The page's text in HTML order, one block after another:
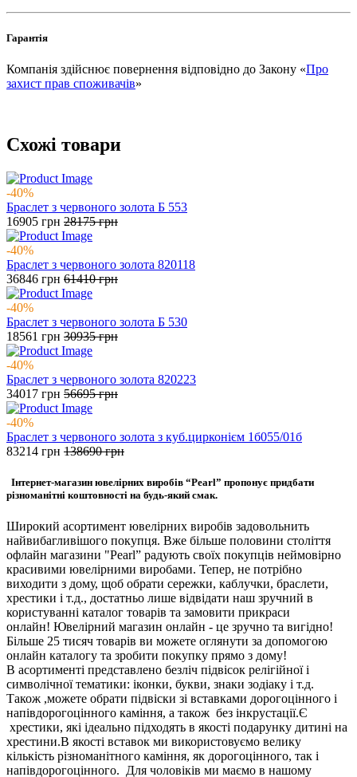
Гарантія
Компанія здійснює повернення відповідно до Закону «Про
захист прав споживачів»
Схожі товари
-40%
Браслет з червоного золота Б 553
16905 грн 28175грн
-40%
Браслет з червоного золота 820118
36846 грн 61410грн
-40%
Браслет з червоного золота Б 530
18561 грн 30935грн
-40%
Браслет з червоного золота 820223
34017 грн 56695грн
-40%
Браслет з червоного золота з куб.цирконієм 1б055/01б
83214 грн 138690грн
Інтернет-магазин ювелірних виробів “Pearl” пропонує придбати
різноманітні коштовності на будь-який смак.
Широкий асортимент ювелірних виробів задовольнить
найвибагливішого покупця. Вже більше половини століття
офлайн магазини "Pearl” радують своїх покупців неймовірно
красивими ювелірними виробами. Тепер, не потрібно
виходити з дому, щоб обрати сережки, каблучки, браслети,
хрестики і т.д., достатньо лише відвідати наш зручний в
користуванні каталог товарів та замовити прикраси
онлайн! Ювелірний магазин онлайн - це зручно та вигідно!
Більше 25 тисяч товарів ви можете оглянути за допомогою
онлайн каталогу та зробити покупку прямо з дому!
В асортименті представлено безліч підвісок релігійної і
символічної тематики: іконки, букви, знаки зодіаку і т.д.
Також ,можете обрати підвіски зі вставками дорогоцінного і
напівдорогоцінного каміння, а також без інкрустації.Є
хрестики, які ідеально підходять в якості подарунку дитині на
хрестини.В якості вставок ми використовуємо велику
кількість різноманітного каміння, як дорогоцінного, так і
напівдорогоцінного. Для чоловіків ми маємо в нашому